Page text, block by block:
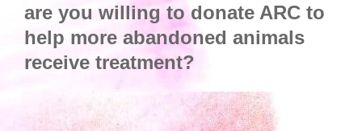
are you willing to donate ARC to
help more abandoned animals
receive treatment?